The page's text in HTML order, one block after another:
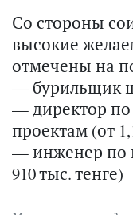
Со стороны
высокие
отмечены на
— бурильщик
— директор
проектам (от
— инженер по
910 тыс. тенге)